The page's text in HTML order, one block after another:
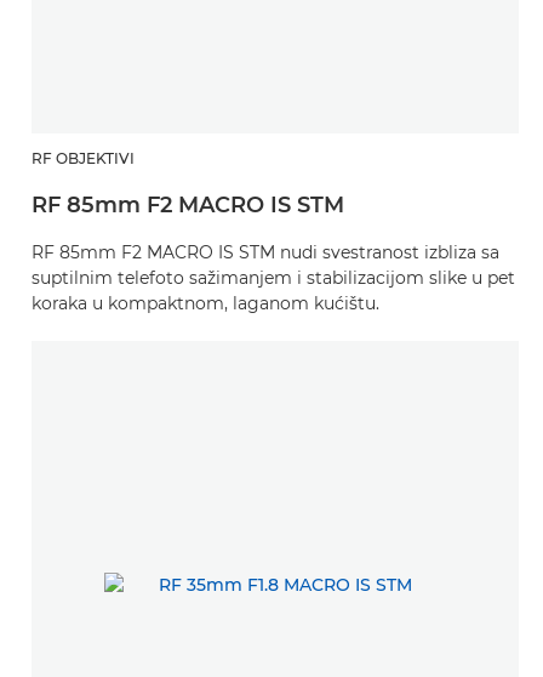
RF OBJEKTIVI
RF 85mm F2 MACRO IS STM
RF 85mm F2 MACRO IS STM nudi svestranost izbliza sa
suptilnim telefoto sažimanjem i stabilizacijom slike u pet
koraka u kompaktnom, laganom kućištu.